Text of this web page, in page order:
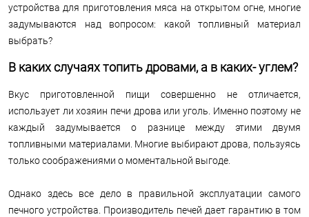
устройства для приготовления мяса на открытом огне, многие
задумываются над вопросом: какой топливный материал
выбрать?
В каких случаях топить дровами, а в каких- углем?
Вкус приготовленной пищи совершенно не отличается,
использует ли хозяин печи дрова или уголь. Именно поэтому не
каждый задумывается о разнице между этими двумя
топливными материалами. Многие выбирают дрова, пользуясь
только соображениями о моментальной выгоде.
Однако здесь все дело в правильной эксплуатации самого
печного устройства. Производитель печей дает гарантию в том